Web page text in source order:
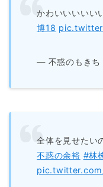
かわいいいいい
博18
— 不惑のもきち
全体を見せたい
不惑の余裕 #林